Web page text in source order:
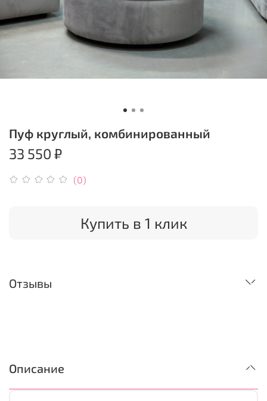
(0)
Пуф круглый, комбинированный
33 550 ₽
Купить в 1 клик
Отзывы
Описание